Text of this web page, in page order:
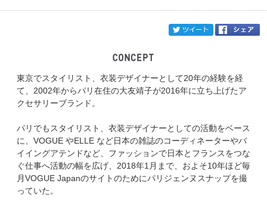
ブランド MOY Paris
カテゴリ
サイズ
掲載雑誌
価格
東京でスタイリスト、衣装デザイナーとして20年の経験を経
て、2002年からパリ在住の大友靖子が2016年に立ち上げたア
クセサリーブランド。
パリでもスタイリスト、衣装デザイナーとしての活動をベース
に、VOGUE やELLE など日本の雑誌のコーディネーターやバ
イイングアテンドなど、ファッションで日本とフランスをつな
ぐ仕事へ活動の幅を広げ、2018年1月まで、およそ10年ほど毎
月VOGUE Japanのサイトのためにパリジェンヌスナップを撮
っていた。